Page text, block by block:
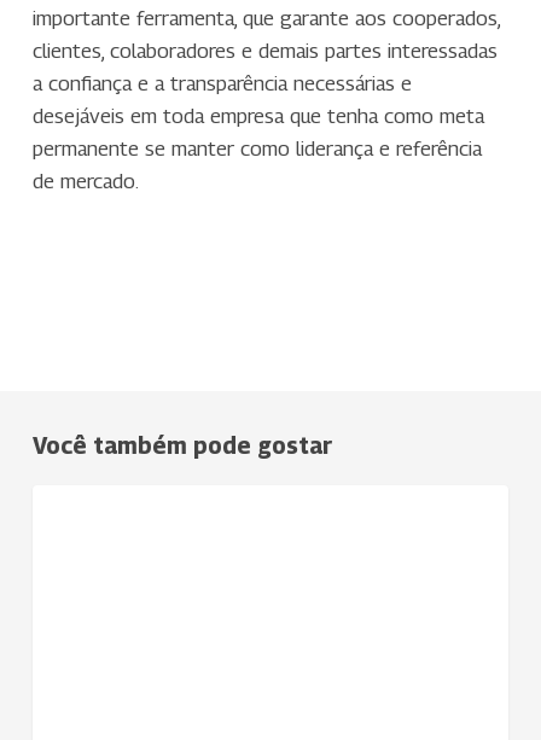
importante ferramenta, que garante aos cooperados,
clientes, colaboradores e demais partes interessadas
a confiança e a transparência necessárias e
desejáveis em toda empresa que tenha como meta
permanente se manter como liderança e referência
de mercado.
Você também pode gostar